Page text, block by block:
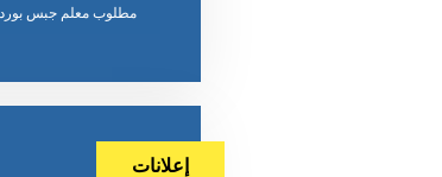
مطلوب معلم جبس بورد
إعلانات